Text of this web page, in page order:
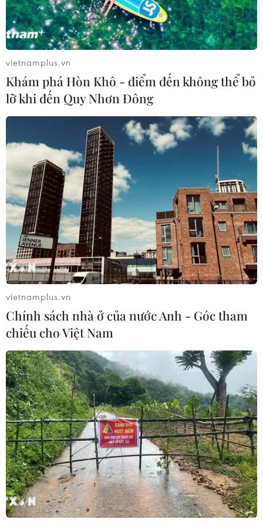
Thuế polysilicon: Doanh nghiệp Hàn
Quốc tại Mỹ có lợi thế
07/08/2026 12:17
Tầm nhìn bán dẫn của Malaysia: Đi
từ thế mạnh sẵn có lên nấc thang giá
trị cao
Đồng Nai cần chuyển dịch thu hút
đầu tư sang tổ chức chuỗi giá trị
07/08/2026 11:18
Có 50 cơ sở kiểm nghiệm được GACC
chấp nhận phục vụ xuất khẩu mít,
sầu riêng
Giá dầu tăng trước những lo ngại về
kế hoạch mở lại Eo biển Hormuz
07/08/2026 08:58
Nhà đầu tư Anh đề xuất siêu dự án Tổ
hợp cảng biển 18 tỷ USD tại Quảng
Ninh
07/08/2026 08:33
Canh tác biển - động lực mới cho
vietnamplus.vn
Khám phá Hòn Khô - điểm đến không thể bỏ
lỡ khi đến Quy Nhơn Đông
vietnamplus.vn
Chính sách nhà ở của nước Anh - Góc tham
chiếu cho Việt Nam